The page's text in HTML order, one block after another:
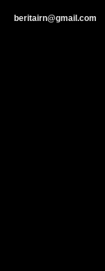
beritairn@gmail.com